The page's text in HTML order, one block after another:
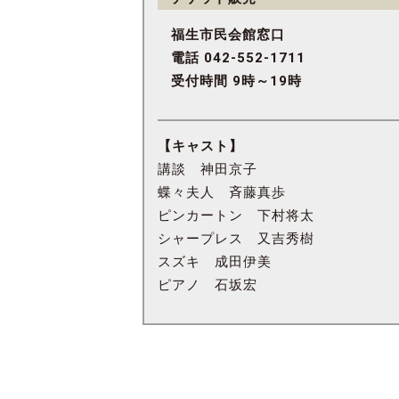
福生市民会館窓口
電話 042-552-1711
受付時間 9時～19時
【キャスト】
講談 神田京子
蝶々夫人 斉藤真歩
ピンカートン 下村将太
シャープレス 又吉秀樹
スズキ 成田伊美
ピアノ 石坂宏